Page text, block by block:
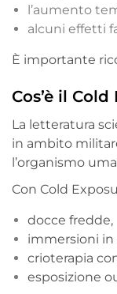
l’aumento
alcuni effetti
È importante
Cos’è il
La letteratura
in ambito
l’organismo
Con Cold
docce fredde,
immersioni in
crioterapia
esposizione